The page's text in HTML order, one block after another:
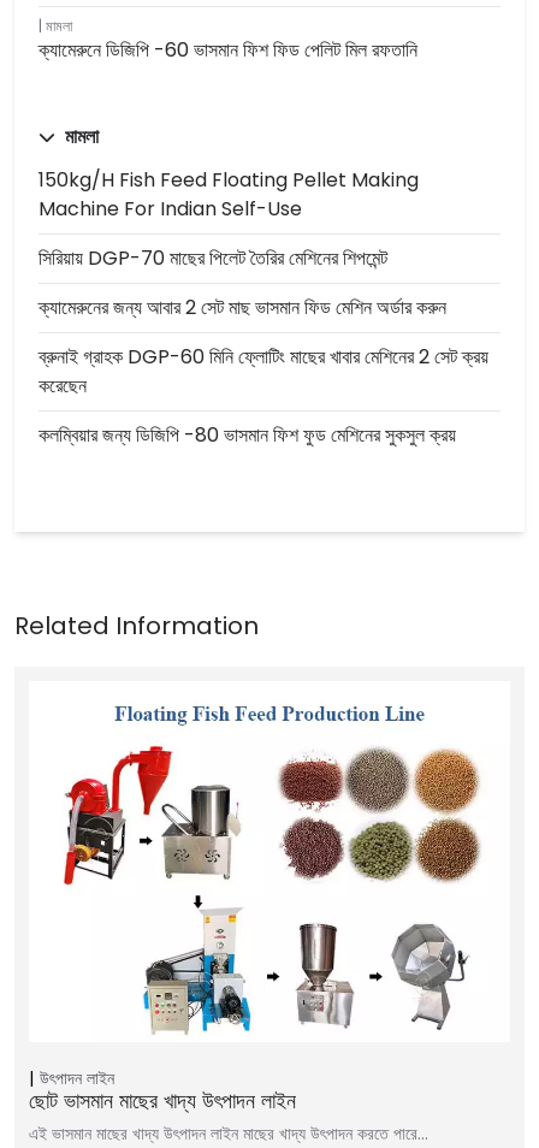
মামলা
ক্যামেরুনে ডিজিপি -60 ভাসমান ফিশ ফিড পেলিট মিল রফতানি
মামলা
150kg/h Fish Feed Floating Pellet Making
Machine For Indian Self-Use
সিরিয়ায় DGP-70 মাছের পিলেট তৈরির মেশিনের শিপমেন্ট
ক্যামেরুনের জন্য আবার 2 সেট মাছ ভাসমান ফিড মেশিন অর্ডার করুন
ব্রুনাই গ্রাহক DGP-60 মিনি ফ্লোটিং মাছের খাবার মেশিনের 2 সেট ক্রয়
করেছেন
কলম্বিয়ার জন্য ডিজিপি -80 ভাসমান ফিশ ফুড মেশিনের সুকসুল ক্রয়
উৎপাদন লাইন
ছোট ভাসমান মাছের খাদ্য উৎপাদন লাইন
এই ভাসমান মাছের খাদ্য উৎপাদন লাইন মাছের খাদ্য উৎপাদন করতে পারে...